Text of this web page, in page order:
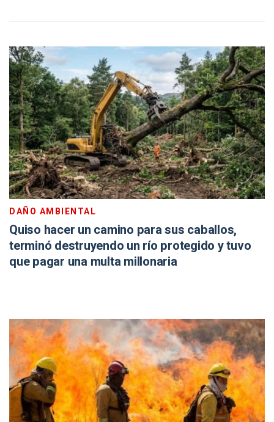
DAÑO AMBIENTAL
Quiso hacer un camino para sus caballos,
terminó destruyendo un río protegido y tuvo
que pagar una multa millonaria